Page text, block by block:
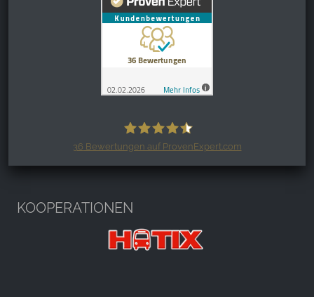
Harzspots.com - Den neuen Harz
36 Bewertungen auf ProvenExpert.com
KOOPERATIONEN